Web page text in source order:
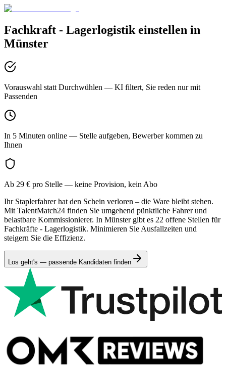
Fachkraft - Lagerlogistik einstellen in
Münster
Vorauswahl statt Durchwühlen — KI filtert, Sie reden nur mit
Passenden
In 5 Minuten online — Stelle aufgeben, Bewerber kommen zu
Ihnen
Ab 29 € pro Stelle — keine Provision, kein Abo
Ihr Staplerfahrer hat den Schein verloren – die Ware bleibt stehen.
Mit TalentMatch24 finden Sie umgehend pünktliche Fahrer und
belastbare Kommissionierer. In Münster gibt es 22 offene Stellen für
Fachkräfte - Lagerlogistik. Minimieren Sie Ausfallzeiten und
steigern Sie die Effizienz.
Los geht's — passende Kandidaten finden